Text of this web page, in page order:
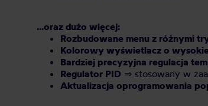
...oraz dużo więcej:
Rozbudowane menu z różnymi
Kolorowy wyświetlacz o
Bardziej precyzyjna regulacja
Regulator PID ⇒ stosowany w
Aktualizacja oprogramowania